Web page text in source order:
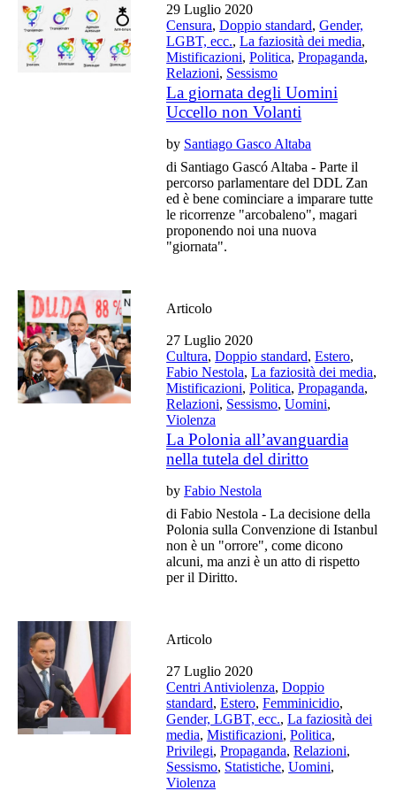
29 Luglio 2020
Censura,Doppio standard,Gender,
LGBT, ecc.,La faziosità dei media,
Mistificazioni,Politica,Propaganda,
Relazioni, Sessismo
La giornata degli Uomini
Uccello non Volanti
by Santiago Gasco Altaba
di Santiago Gascó Altaba - Parte il
percorso parlamentare del DDL Zan
ed è bene cominciare a imparare tutte
le ricorrenze "arcobaleno", magari
proponendo noi una nuova
"giornata".
Articolo
27 Luglio 2020
Cultura,Doppio standard,Estero,
Fabio Nestola,La faziosità dei media,
Mistificazioni,Politica,Propaganda,
Relazioni, Sessismo,Uomini,
Violenza
La Polonia all’avanguardia
nella tutela del diritto
byFabio Nestola
di Fabio Nestola - La decisione della
Polonia sulla Convenzione di Istanbul
non è un "orrore", come dicono
alcuni, ma anzi è un atto di rispetto
per il Diritto.
Articolo
27 Luglio 2020
Centri Antiviolenza,Doppio
standard,Estero,Femminicidio,
Gender, LGBT, ecc.,La faziosità dei
media,Mistificazioni,Politica,
Privilegi,Propaganda,Relazioni,
Sessismo, Statistiche,Uomini,
Violenza